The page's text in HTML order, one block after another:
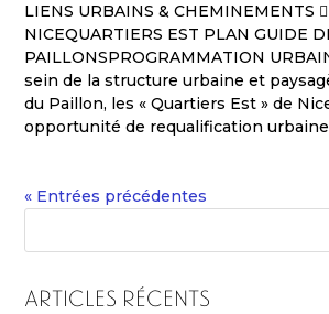
LIENS URBAINS & CHEMINEMENTS
NICEQUARTIERS EST PLAN GUIDE
PAILLONSPROGRAMMATION
sein de la structure urbaine et
du Paillon, les « Quartiers Est » de
opportunité de requalification
« Entrées précédentes
Articles récents